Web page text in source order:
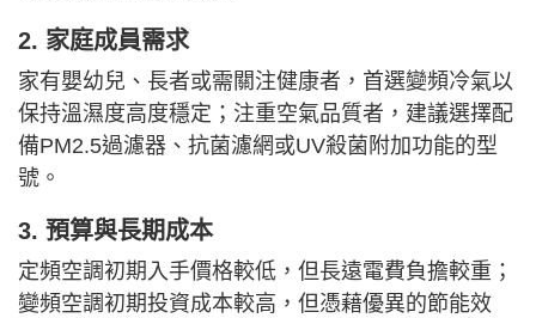
2. 家庭成員需求
家有嬰幼兒、長者或需關注健康者，首選變頻冷氣以
保持溫濕度高度穩定；注重空氣品質者，建議選擇配
備PM2.5過濾器、抗菌濾網或UV殺菌附加功能的型
號。
3. 預算與長期成本
定頻空調初期入手價格較低，但長遠電費負擔較重；
變頻空調初期投資成本較高，但憑藉優異的節能效